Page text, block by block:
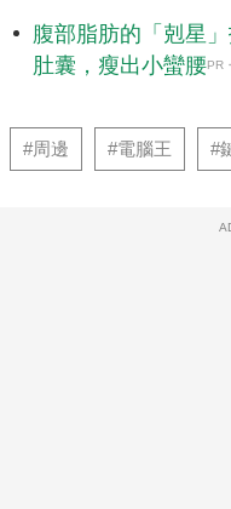
腹部脂肪的「剋星
肚囊，瘦出小蠻腰PR
#周邊 #電腦王 #